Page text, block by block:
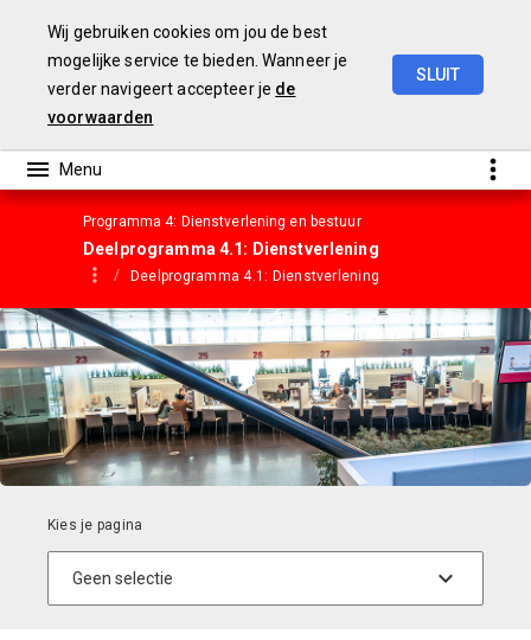
Wij gebruiken cookies om jou de best
mogelijke service te bieden. Wanneer je
verder navigeert accepteer je de
voorwaarden
SLUIT
Programma 4: Dienstverlening en bestuur
Deelprogramma 4.1: Dienstverlening
Deelprogramma 4.1: Dienstverlening